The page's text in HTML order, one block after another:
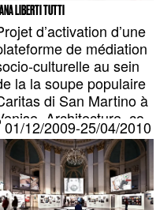
LIBERTI TUTTI
d’activation d’une
de médiation
culturelle au sein
la la soupe populaire
di San Martino à
Architecture, co-
action
au programme.
BRUXELLES, BE
01/12/2009-25/04/